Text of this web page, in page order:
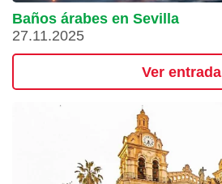
Baños árabes en Sevilla
27.11.2025
Ver entrada